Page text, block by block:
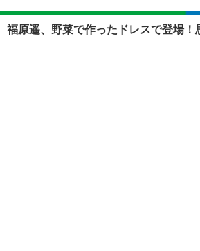
リリース一覧
福原遥、野菜で作ったドレスで登場